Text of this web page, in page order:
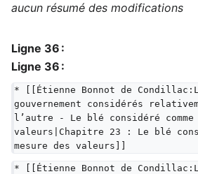
aucun résumé des modifications
Ligne 36 :
Ligne 36 :
* [[Étienne Bonnot de
gouvernement considérés
l’autre - Le blé considéré comme
valeurs|Chapitre 23 : Le blé
mesure des valeurs]]
* [[Étienne Bonnot de